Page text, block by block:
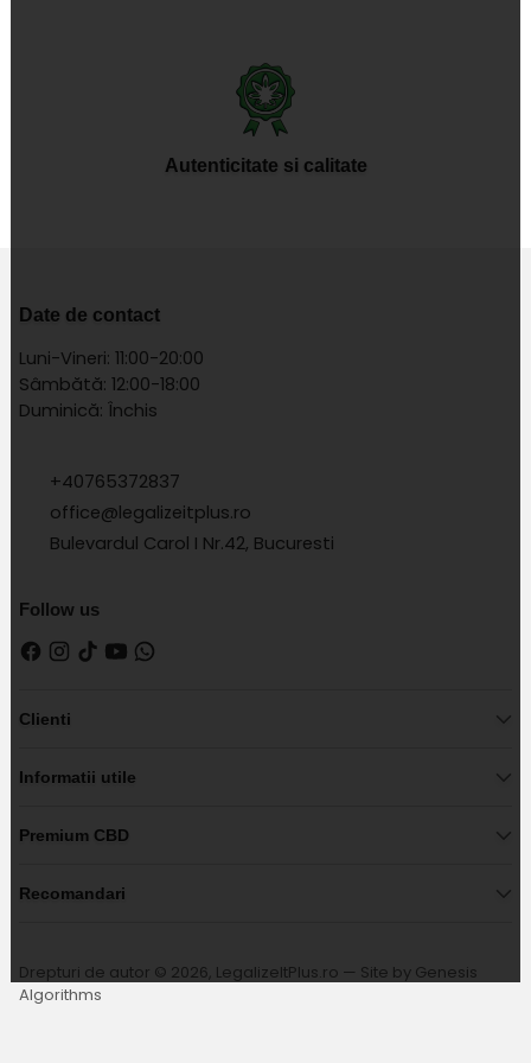
Autenticitate si calitate
Date de contact
Luni-Vineri: 11:00-20:00
Sâmbătă: 12:00-18:00
Duminică: Închis
+40765372837
office@legalizeitplus.ro
Bulevardul Carol I Nr.42, Bucuresti
Follow us
Clienti
Informatii utile
Premium CBD
Recomandari
Drepturi de autor © 2026, LegalizeItPlus.ro — Site by Genesis
Algorithms